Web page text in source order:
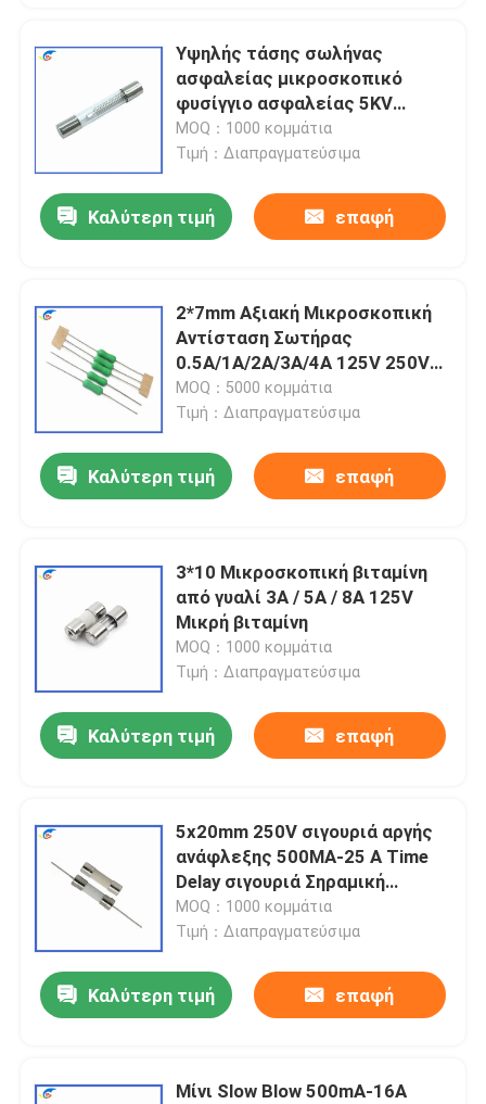
Σπίτι
Υψηλής τάσης σωλήνας
ασφαλείας μικροσκοπικό
φυσίγγιο ασφαλείας 5KV
0.75A/0.8A/0.9A
750MA/800MA/900mA
MOQ：1000 κομμάτια
Τιμή：Διαπραγματεύσιμα
Καλύτερη τιμή επαφή
2*7mm Αξιακή Μικροσκοπική
Αντίσταση Σωτήρας
0.5A/1A/2A/3A/4A 125V 250V
Γρήγορη Αντίδραση Πράσινη
Κίτρινη Σωτήρας
MOQ：5000 κομμάτια
Τιμή：Διαπραγματεύσιμα
Καλύτερη τιμή επαφή
3*10 Μικροσκοπική βιταμίνη
από γυαλί 3A / 5A / 8A 125V
Μικρή βιταμίνη
MOQ：1000 κομμάτια
Τιμή：Διαπραγματεύσιμα
Καλύτερη τιμή επαφή
5x20mm 250V σιγουριά αργής
ανάφλεξης 500MA-25 A Time
Delay σιγουριά Σηραμική
σιγουριά βαρέλι
MOQ：1000 κομμάτια
Τιμή：Διαπραγματεύσιμα
Καλύτερη τιμή επαφή
Μίνι Slow Blow 500mA-16A